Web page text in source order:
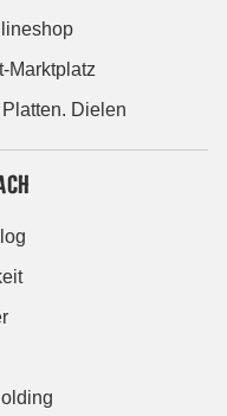
Marktplatz
Dielen